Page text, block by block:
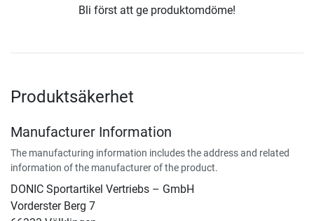
Bli först att ge produktomdöme!
Produktsäkerhet
Manufacturer Information
The manufacturing information includes the address and related
information of the manufacturer of the product.
DONIC Sportartikel Vertriebs – GmbH
Vorderster Berg 7